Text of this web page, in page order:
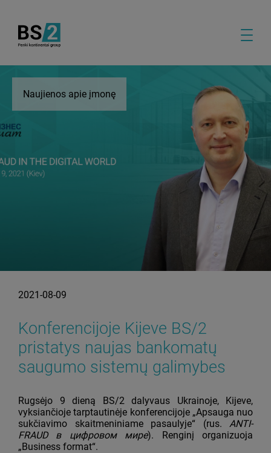
Naujienos apie įmonę
2021-08-09
Konferencijoje Kijeve BS/2
pristatys naujas bankomatų
saugumo sistemų galimybes
Rugsėjo 9 dieną BS/2 dalyvaus Ukrainoje, Kijeve,
vyksiančioje tarptautinėje konferencijoje „Apsauga nuo
sukčiavimo skaitmeniniame pasaulyje“ (rus. ANTI-
FRAUD в цифровом мире). Renginį organizuoja
„Business format“.